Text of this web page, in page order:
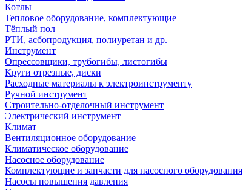
Котлы
Тепловое оборудование, комплектующие
Тёплый пол
РТИ, асбопродукция, полиуретан и др.
Инструмент
Опрессовщики, трубогибы, листогибы
Круги отрезные, диски
Расходные материалы к электроинструменту
Ручной инструмент
Строительно-отделочный инструмент
Электрический инструмент
Климат
Вентиляционное оборудование
Климатическое оборудование
Насосное оборудование
Комплектующие и запчасти для насосного оборудования
Насосы повышения давления